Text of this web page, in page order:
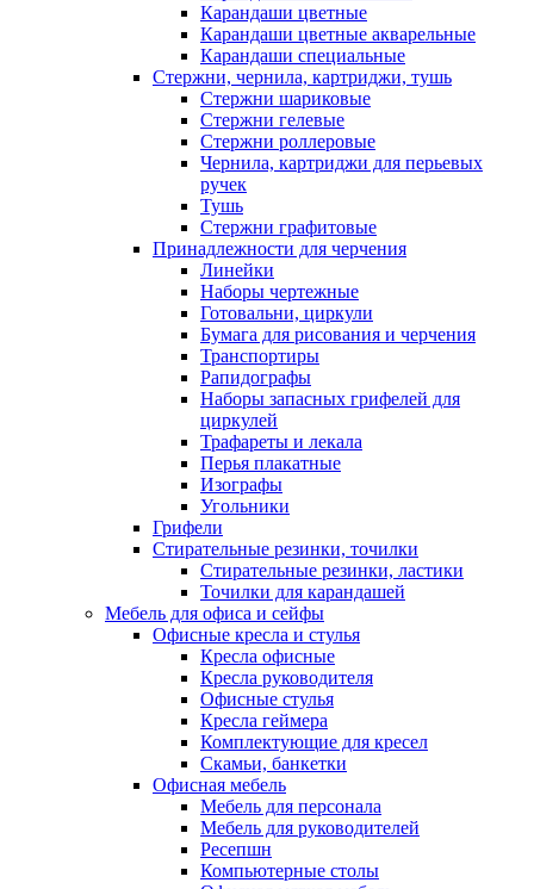
Карандаши цветные
Карандаши цветные акварельные
Карандаши специальные
Стержни, чернила, картриджи, тушь
Стержни шариковые
Стержни гелевые
Стержни роллеровые
Чернила, картриджи для перьевых
ручек
Тушь
Стержни графитовые
Принадлежности для черчения
Линейки
Наборы чертежные
Готовальни, циркули
Бумага для рисования и черчения
Транспортиры
Рапидографы
Наборы запасных грифелей для
циркулей
Трафареты и лекала
Перья плакатные
Изографы
Угольники
Грифели
Стирательные резинки, точилки
Стирательные резинки, ластики
Точилки для карандашей
Мебель для офиса и сейфы
Офисные кресла и стулья
Кресла офисные
Кресла руководителя
Офисные стулья
Кресла геймера
Комплектующие для кресел
Скамьи, банкетки
Офисная мебель
Мебель для персонала
Мебель для руководителей
Ресепшн
Компьютерные столы